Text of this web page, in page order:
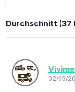
Durchschnitt (37
02/05/